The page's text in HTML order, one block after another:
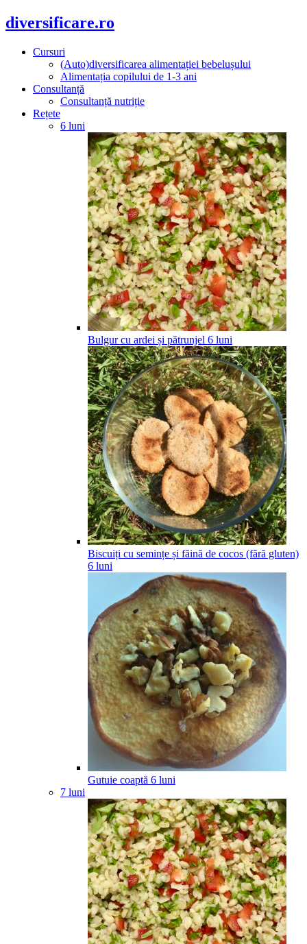
diversificare.ro
Cursuri
(Auto)diversificarea alimentației bebelușului
Alimentația copilului de 1-3 ani
Consultanță
Consultanță nutriție
Rețete
6 luni
Bulgur cu ardei și pătrunjel 6 luni
Biscuiți cu semințe și făină de cocos (fără gluten)
6 luni
Gutuie coaptă 6 luni
7 luni